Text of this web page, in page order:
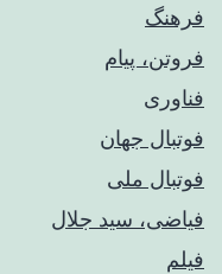
فرهنگ
فروتن، پیام
فناوری
فوتبال جهان
فوتبال ملی
فیاضی، سید جلال
فیلم